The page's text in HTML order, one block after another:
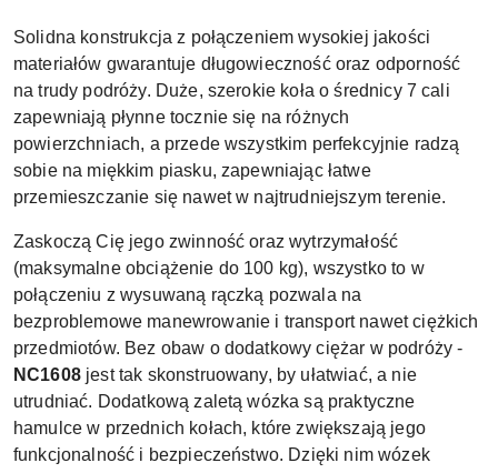
Solidna konstrukcja z połączeniem wysokiej jakości
materiałów gwarantuje długowieczność oraz odporność
na trudy podróży. Duże, szerokie koła o średnicy 7 cali
zapewniają płynne tocznie się na różnych
powierzchniach, a przede wszystkim perfekcyjnie radzą
sobie na miękkim piasku, zapewniając łatwe
przemieszczanie się nawet w najtrudniejszym terenie.
Zaskoczą Cię jego zwinność oraz wytrzymałość
(maksymalne obciążenie do 100 kg), wszystko to w
połączeniu z wysuwaną rączką pozwala na
bezproblemowe manewrowanie i transport nawet ciężkich
przedmiotów. Bez obaw o dodatkowy ciężar w podróży -
NC1608jest tak skonstruowany, by ułatwiać, a nie
utrudniać. Dodatkową zaletą wózka są praktyczne
hamulce w przednich kołach, które zwiększają jego
funkcjonalność i bezpieczeństwo. Dzięki nim wózek